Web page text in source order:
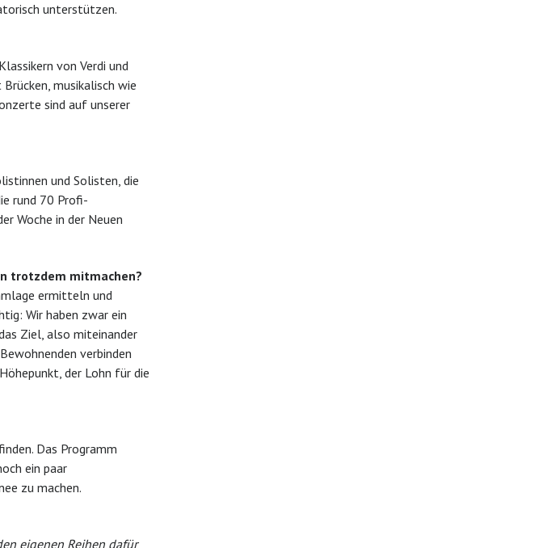
unterstützen.
von Verdi und
musikalisch wie
sind auf unserer
und Solisten, die
rund 70 Profi-
Woche in der Neuen
trotzdem mitmachen?
ermitteln und
Wir haben zwar ein
Ziel, also miteinander
verbinden
der Lohn für die
Das Programm
ein paar
zu machen.
eigenen Reihen dafür